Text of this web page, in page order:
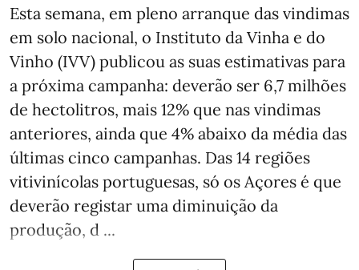
Esta semana, em pleno arranque das vindimas
em solo nacional, o Instituto da Vinha e do
Vinho (IVV) publicou as suas estimativas para
a próxima campanha: deverão ser 6,7 milhões
de hectolitros, mais 12% que nas vindimas
anteriores, ainda que 4% abaixo da média das
últimas cinco campanhas. Das 14 regiões
vitivinícolas portuguesas, só os Açores é que
deverão registar uma diminuição da
produção, d ...